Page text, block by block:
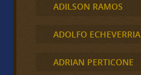
ADILSON RAMOS
ADOLFO ECHEVERRIA
ADRIAN PERTICONE